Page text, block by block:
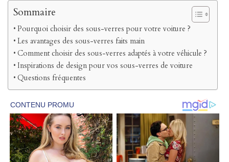
Sommaire
Pourquoi choisir des sous-verres pour votre voiture ?
Les avantages des sous-verres faits main
Comment choisir des sous-verres adaptés à votre véhicule ?
Inspirations de design pour vos sous-verres de voiture
Questions fréquentes